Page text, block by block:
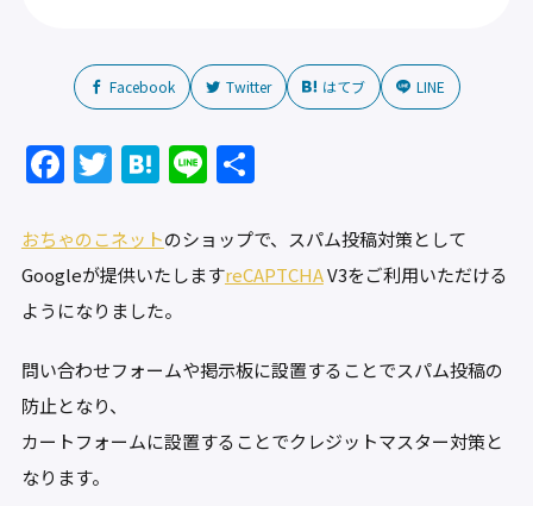
Facebook Twitter はてブ LINE
F
c
e
b
o
o
k
T
itt
er
H
e
n
a
Li
e
共
おちゃのこネットのショップで、スパム投稿対策として
Googleが提供いたしますreCAPTCHAV3をご利用いただける
ようになりました。
問い合わせフォームや掲示板に設置することでスパム投稿の
防止となり、
カートフォームに設置することでクレジットマスター対策と
なります。